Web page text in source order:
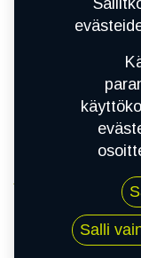
255/50R20
LM005 XLSalli